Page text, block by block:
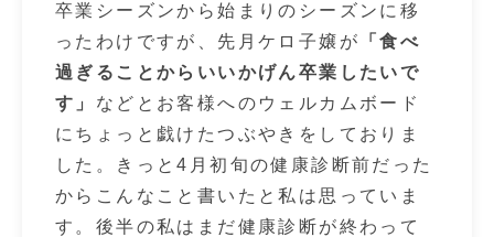
卒業シーズンから始まりのシーズンに移
ったわけですが、先月ケロ子嬢が
「食べ
過ぎることからいいかげん卒業したいで
す」 などとお客様へのウェルカムボード
にちょっと戯けたつぶやきをしておりま
した。きっと4月初旬の健康診断前だった
からこんなこと書いたと私は思っていま
す。後半の私はまだ健康診断が終わって